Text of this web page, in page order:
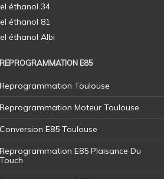
REPROGRAMMATION E85
Reprogrammation Toulouse
Reprogrammation Moteur Toulouse
Conversion E85 Toulouse
Reprogrammation E85 Plaisance Du
Touch
éthanol 34
éthanol 81
éthanol Albi